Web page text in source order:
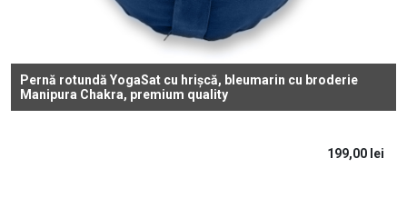
Pernă rotundă YogaSat cu hrișcă, bleumarin cu broderie
Manipura Chakra, premium quality
199,00 lei